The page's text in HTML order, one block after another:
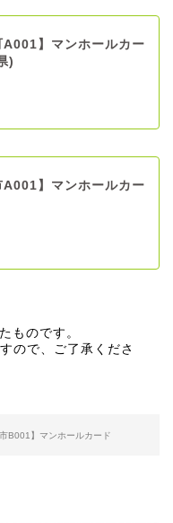
A001】マンホールカー
)
A001】マンホールカー
ものです。
ので、ご了承くださ
市B001】マンホールカード